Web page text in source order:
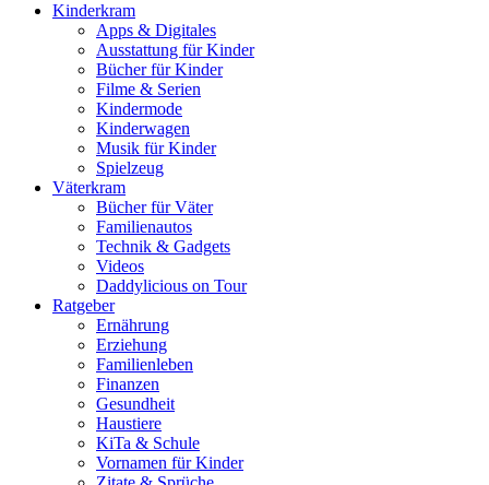
Kinderkram
Apps & Digitales
Ausstattung für Kinder
Bücher für Kinder
Filme & Serien
Kindermode
Kinderwagen
Musik für Kinder
Spielzeug
Väterkram
Bücher für Väter
Familienautos
Technik & Gadgets
Videos
Daddylicious on Tour
Ratgeber
Ernährung
Erziehung
Familienleben
Finanzen
Gesundheit
Haustiere
KiTa & Schule
Vornamen für Kinder